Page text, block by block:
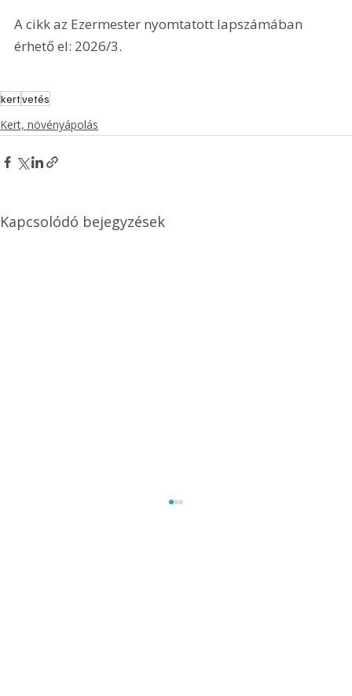
A cikk az Ezermester nyomtatott lapszámában
érhető el: 2026/3.
kertvetés
Kert, növényápolás
Kapcsolódó bejegyzések